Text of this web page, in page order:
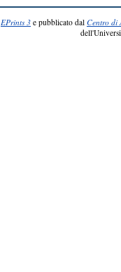
EPrints 3 e pubblicato dal Centro di